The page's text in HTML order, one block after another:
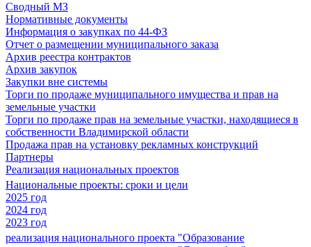
Сводный МЗ
Нормативные документы
Информация о закупках по 44-ФЗ
Отчет о размещении муниципального заказа
Архив реестра контрактов
Архив закупок
Закупки вне системы
Торги по продаже муниципального имущества и прав на
земельные участки
Торги по продаже прав на земельные участки, находящиеся в
собственности Владимирской области
Продажа прав на установку рекламных конструкций
Партнеры
Реализация национальных проектов
Национальные проекты: сроки и цели
2025 год
2024 год
2023 год
реализация национального проекта "Образование